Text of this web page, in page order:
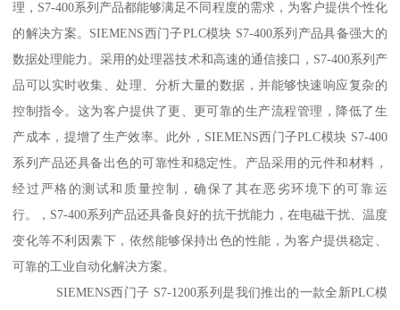
理，S7-400系列产品都能够满足不同程度的需求，为客户提供个性化
的解决方案。SIEMENS西门子PLC模块 S7-400系列产品具备强大的
数据处理能力。采用的处理器技术和高速的通信接口，S7-400系列产
品可以实时收集、处理、分析大量的数据，并能够快速响应复杂的
控制指令。这为客户提供了更、更可靠的生产流程管理，降低了生
产成本，提增了生产效率。此外，SIEMENS西门子PLC模块 S7-400
系列产品还具备出色的可靠性和稳定性。产品采用的元件和材料，
经过严格的测试和质量控制，确保了其在恶劣环境下的可靠运
行。，S7-400系列产品还具备良好的抗干扰能力，在电磁干扰、温度
变化等不利因素下，依然能够保持出色的性能，为客户提供稳定、
可靠的工业自动化解决方案。
SIEMENS西门子 S7-1200系列是我们推出的一款全新PLC模